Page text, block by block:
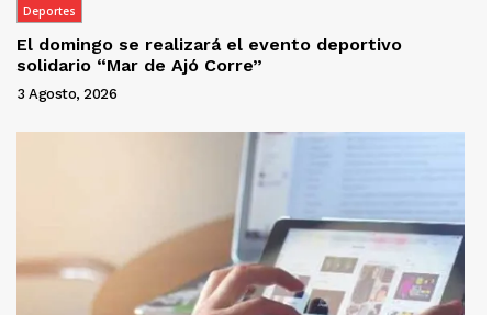
Deportes
El domingo se realizará el evento deportivo
solidario “Mar de Ajó Corre”
3 Agosto, 2026